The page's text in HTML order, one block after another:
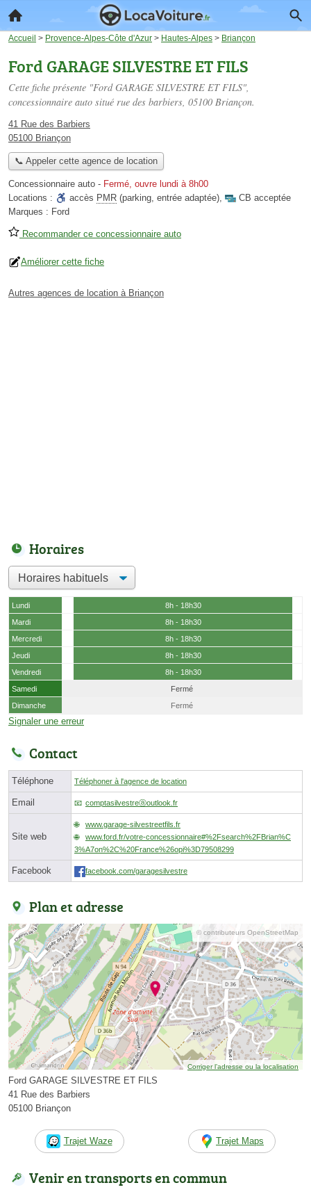
Accueil > Provence-Alpes-Côte d'Azur > Hautes-Alpes > Briançon
Ford GARAGE SILVESTRE ET FILS
Cette fiche présente "Ford GARAGE SILVESTRE ET FILS",
concessionnaire auto situé rue des barbiers, 05100 Briançon.
41 Rue des Barbiers
05100 Briançon
📞 Appeler cette agence de location
Concessionnaire auto - Fermé, ouvre lundi à 8h00
Locations :
accès PMR (parking, entrée adaptée),
CB acceptée
Marques : Ford
Recommander ce concessionnaire auto
Améliorer cette fiche
Autres agences de location à Briançon
Horaires
Lundi
8h - 18h30
Mardi
8h - 18h30
Mercredi
8h - 18h30
Jeudi
8h - 18h30
Vendredi
8h - 18h30
Samedi
Fermé
Dimanche
Fermé
Signaler une erreur
Contact
Téléphone Téléphoner à l'agence de location
Email comptasilvestreⓐoutlook.fr
Site web
www.garage-silvestreetfils.fr
www.ford.fr/votre-concessionnaire#%2Fsearch%2FBrian%C
3%A7on%2C%20France%26opi%3D79508299
Facebook facebook.com/garagesilvestre
Plan et adresse
© contributeurs OpenStreetMap
Corriger l’adresse ou la localisation
Ford GARAGE SILVESTRE ET FILS
41 Rue des Barbiers
05100 Briançon
Trajet Waze Trajet Maps
Venir en transports en commun